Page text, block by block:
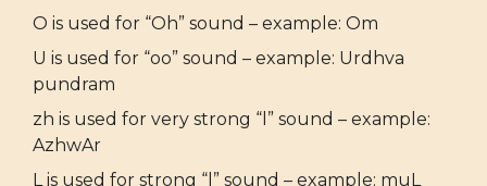
O is used for “Oh” sound – example: Om
U is used for “oo” sound – example: Urdhva
pundram
zh is used for very strong “l” sound – example:
AzhwAr
L is used for strong “l” sound – example: muL